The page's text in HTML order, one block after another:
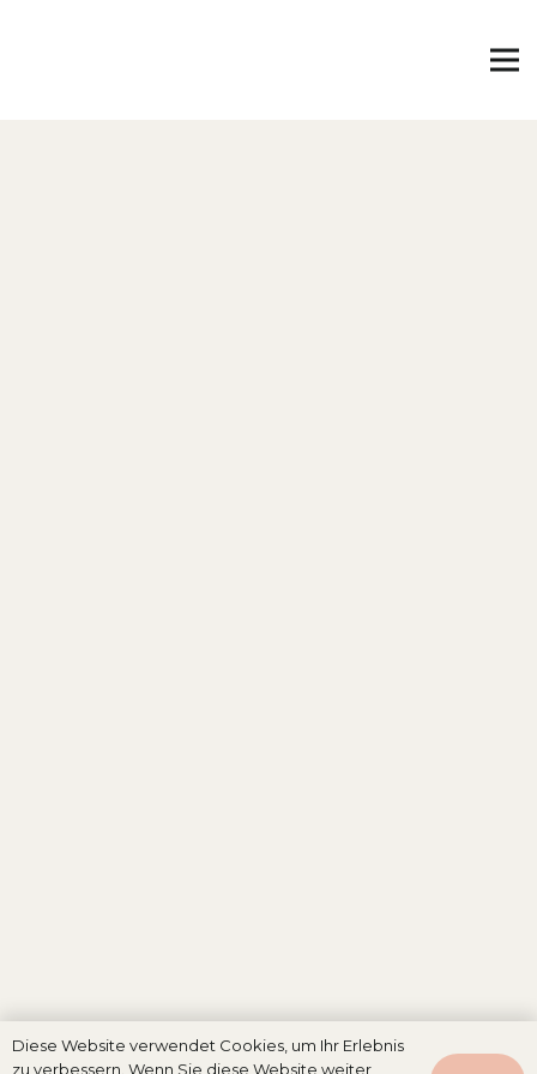
Wohnen im Tiny House
Diese Website verwendet Cookies, um Ihr Erlebnis
zu verbessern. Wenn Sie diese Website weiter